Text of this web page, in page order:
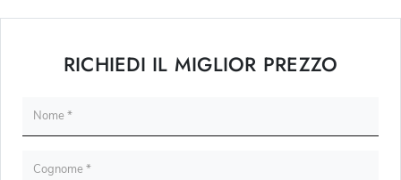
RICHIEDI IL MIGLIOR PREZZO